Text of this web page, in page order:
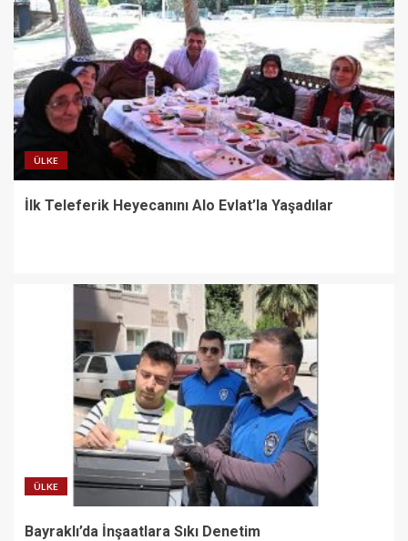
ÜLKE
İlk Teleferik Heyecanını Alo Evlat’la Yaşadılar
ÜLKE
Bayraklı’da İnşaatlara Sıkı Denetim